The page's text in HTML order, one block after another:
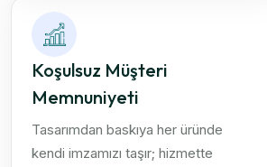
Koşulsuz Müşteri
Memnuniyeti
Tasarımdan baskıya her üründe
kendi imzamızı taşır; hizmette